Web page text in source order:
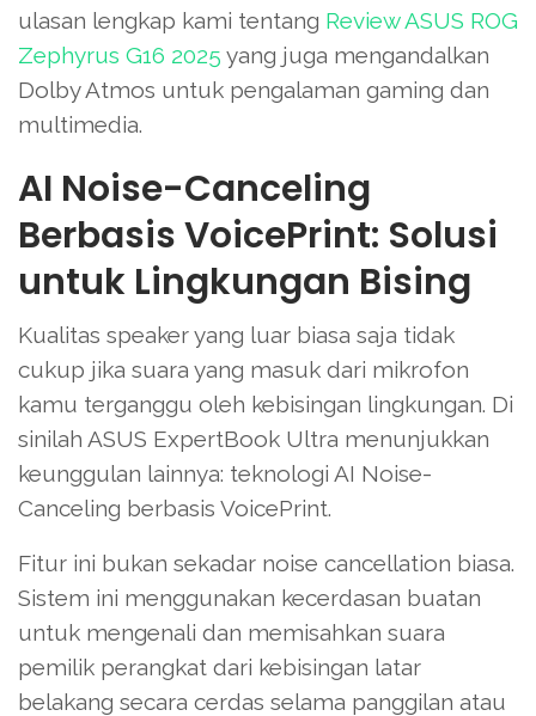
ulasan lengkap kami tentang Review ASUS ROG
Zephyrus G16 2025 yang juga mengandalkan
Dolby Atmos untuk pengalaman gaming dan
multimedia.
AI Noise-Canceling
Berbasis VoicePrint: Solusi
untuk Lingkungan Bising
Kualitas speaker yang luar biasa saja tidak
cukup jika suara yang masuk dari mikrofon
kamu terganggu oleh kebisingan lingkungan. Di
sinilah ASUS ExpertBook Ultra menunjukkan
keunggulan lainnya: teknologi AI Noise-
Canceling berbasis VoicePrint.
Fitur ini bukan sekadar noise cancellation biasa.
Sistem ini menggunakan kecerdasan buatan
untuk mengenali dan memisahkan suara
pemilik perangkat dari kebisingan latar
belakang secara cerdas selama panggilan atau